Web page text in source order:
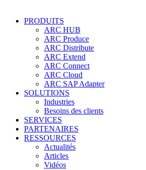
PRODUITS
ARC HUB
ARC Produce
ARC Distribute
ARC Extend
ARC Connect
ARC Cloud
ARC SAP Adapter
SOLUTIONS
Industries
Besoins des clients
SERVICES
PARTENAIRES
RESSOURCES
Actualités
Articles
Vidéos